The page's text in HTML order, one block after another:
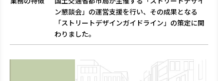
ン懇談会」の運営支援を行い、その成果となる
「ストリートデザインガイドライン」の策定に関
わりました。